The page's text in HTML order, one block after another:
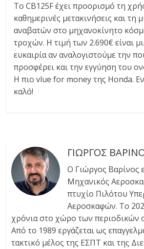
Το CB125F έχει προορισμό τη
καθημερινές μετακινήσεις και τη
αναβατών στο μηχανοκίνητο
τροχών. Η τιμή των 2.690€ είναι
ευκαιρία αν αναλογιστούμε την
προσφέρει και την εγγύηση του
Η πιο vlue for money της Honda.
καλό!
ΓΙΩΡΓΟΣ
Ο Γιώργος Βαρίνος
Μηχανικός
πτυχίο Πιλότου
Αεροσκαφών. Tο
χρόνια στο χώρο των περιοδικών
Από το 1989 εργάζεται ως
τακτικό μέλος της ΕΣΠΤ και της